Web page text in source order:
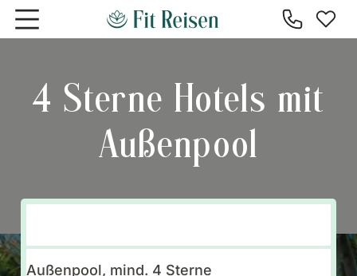
Zum Hauptinhalt springen
4 Sterne Hotels mit
Außenpool